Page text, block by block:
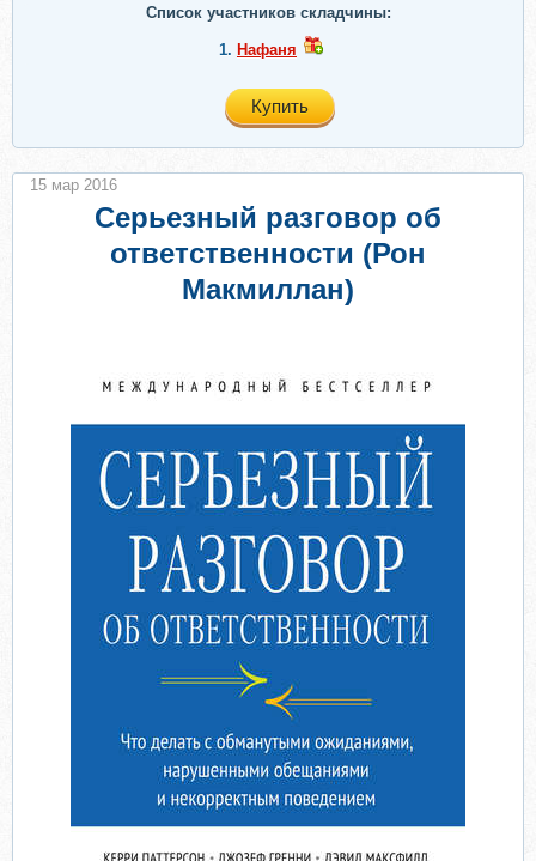
Список участников складчины:
1. Нафаня
Купить
Серьезный разговор об
ответственности (Рон
Макмиллан)
15 мар 2016